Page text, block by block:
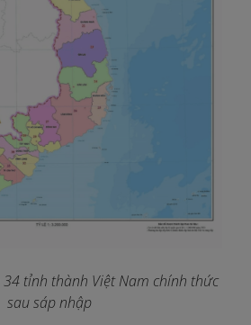
tỉnh thành Việt Nam chính thức
sau sáp nhập